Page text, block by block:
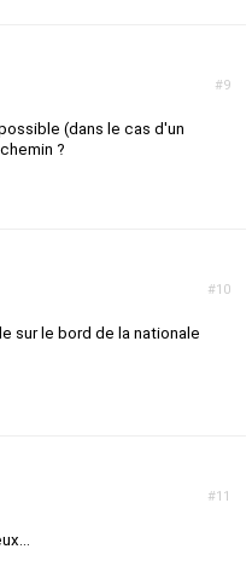
#9
(dans le cas d'un
?
#10
sur le bord de la nationale
#11